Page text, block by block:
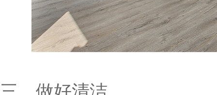
三、做好清洁